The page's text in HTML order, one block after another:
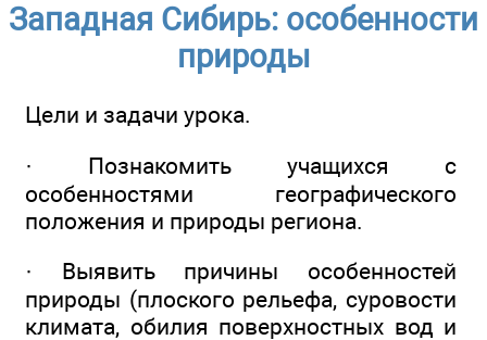
Западная Сибирь: особенности
природы
Цели и задачи урока.
· Познакомить учащихся с
особенностями географического
положения и природы региона.
· Выявить причины особенностей
природы (плоского рельефа, суровости
климата, обилия поверхностных вод и